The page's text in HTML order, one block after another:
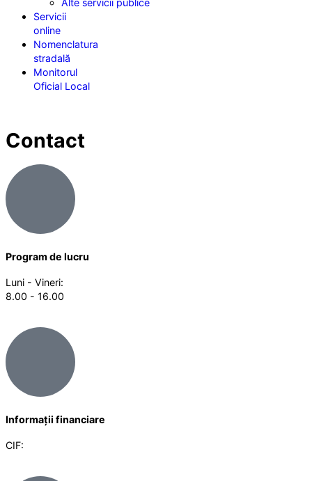
Servicii
online
Nomenclatura
stradală
Monitorul
Oficial Local
Contact
Program de lucru
Luni - Vineri:
8.00 - 16.00
Informații financiare
CIF: